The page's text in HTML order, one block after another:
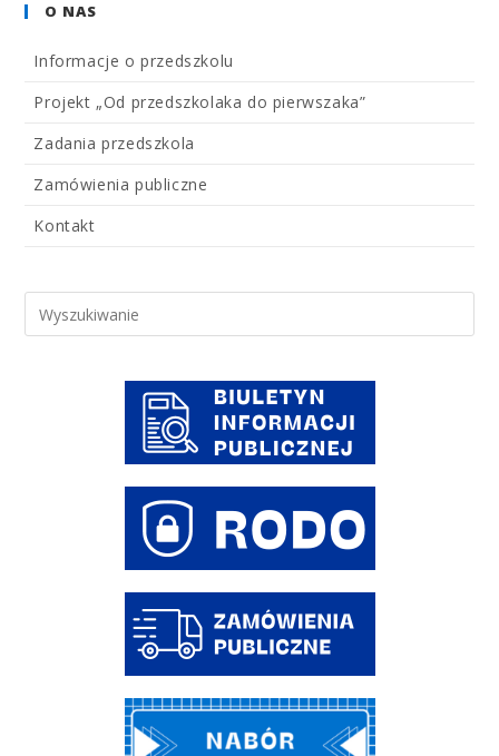
O NAS
Informacje o przedszkolu
Projekt „Od przedszkolaka do pierwszaka”
Zadania przedszkola
Zamówienia publiczne
Kontakt